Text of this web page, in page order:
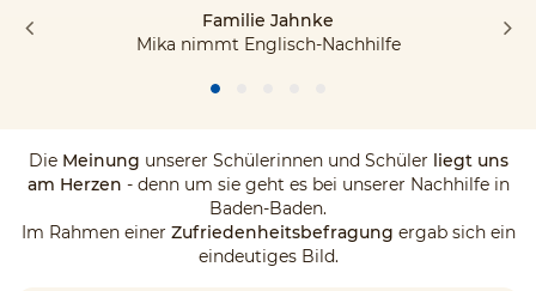
Familie Jahnke
Mika nimmt Englisch-Nachhilfe
Die Meinung unserer Schülerinnen und Schüler liegt uns
am Herzen - denn um sie geht es bei unserer Nachhilfe in
Baden-Baden.
Im Rahmen einer Zufriedenheitsbefragung ergab sich ein
eindeutiges Bild.